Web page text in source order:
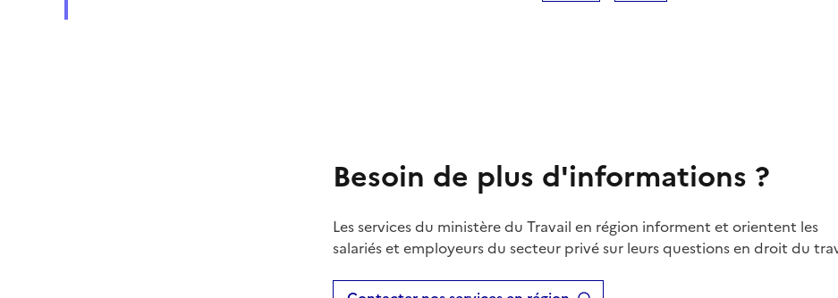
Besoin de plus d'informations ?
Les services du ministère du Travail en région informent et orientent les
salariés et employeurs du secteur privé sur leurs questions en droit du